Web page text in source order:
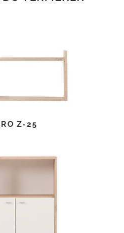
Z-25